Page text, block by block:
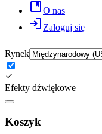
O nas
Zaloguj się
Rynek
Efekty dźwiękowe
Koszyk